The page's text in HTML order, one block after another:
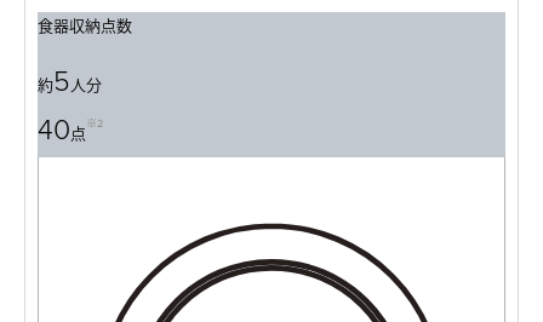
食器収納点数
約5人分
40点※2